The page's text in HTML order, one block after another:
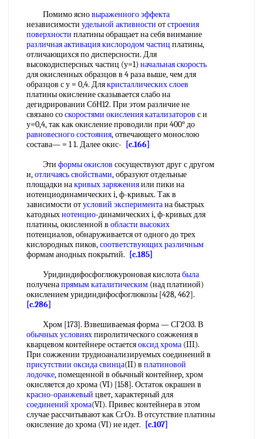
Помимо ясновыраженного эффекта
независимости удельной активности отстроения
поверхности платины обращает на себя внимание
различная активациякислородом частиц платины,
отличающихся по дисперсности. Для
высокодисперсных частиц (у=1) начальная скорость
для окисленных образцов в 4 раза выше, чем для
образцов с у = 0,4. Длякристаллических слоев
платины окисление сказывается слабо на
дегидрировании СбН12. При этом различие не
связано соскоростями окисления катализаторов с и
у=0,4, так как окисление проводили при 400° до
равновесного состояния, отвечающего монослою
состава— = 1 1. Далее окис-
[c.166]
Эти формы окислов сосуществуют друг с другом
и,отличаясь свойствами, образуют отдельные
площадки накривых заряженияили пики на
иотенциодинамических i, ф-кривых. Так в
зависимости отусловий экспериментана быстрых
катодныхнотенцио-динамических i, ф-кривых для
платины, окисленной в области высоких
потенциалов, обнаруживается от одного до трех
кислородных пиков,соответствующих различным
формам анодных покрытий.
[c.185]
Уридиндифосфоглюкуроновая кислотабыла
полученапрямым каталитическим (над платиной)
окислением уридиндифосфоглюкозы [428, 462].
[c.286]
Хром [173]. Взвешиваемая форма — СГ2О3. В
обычных условияхпиролитического сожжения в
кварцевом контейнере остаетсяоксид хрома (III).
При сожжении трудноанализируемых соединений в
присутствии оксидасвинца(II) в платиновой
лодочке, помещенной в обычный контейнер, хром
окисляется до хрома (VI) [158]. Остаток окрашен в
красно-оранжевый цвет, характерный для
соединений хрома(VI). Привес контейнера в этом
случае рассчитывают как СгОз. В отсутствие платины
окисление до хрома (VI) не идет.
[c.107]